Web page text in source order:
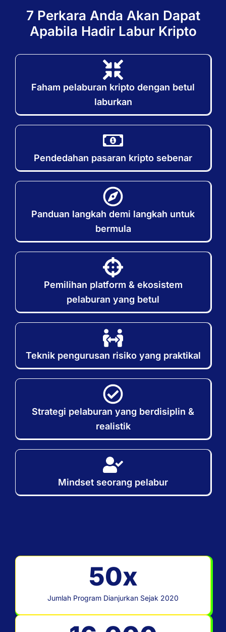
7 Perkara Anda Akan Dapat
Apabila Hadir Labur Kripto
Faham pelaburan kripto dengan betul
laburkan
Pendedahan pasaran kripto sebenar
Panduan langkah demi langkah untuk
bermula
Pemilihan platform & ekosistem
pelaburan yang betul
Teknik pengurusan risiko yang praktikal
Strategi pelaburan yang berdisiplin &
realistik
Mindset seorang pelabur
Jumlah Program Dianjurkan Sejak 2020
50x